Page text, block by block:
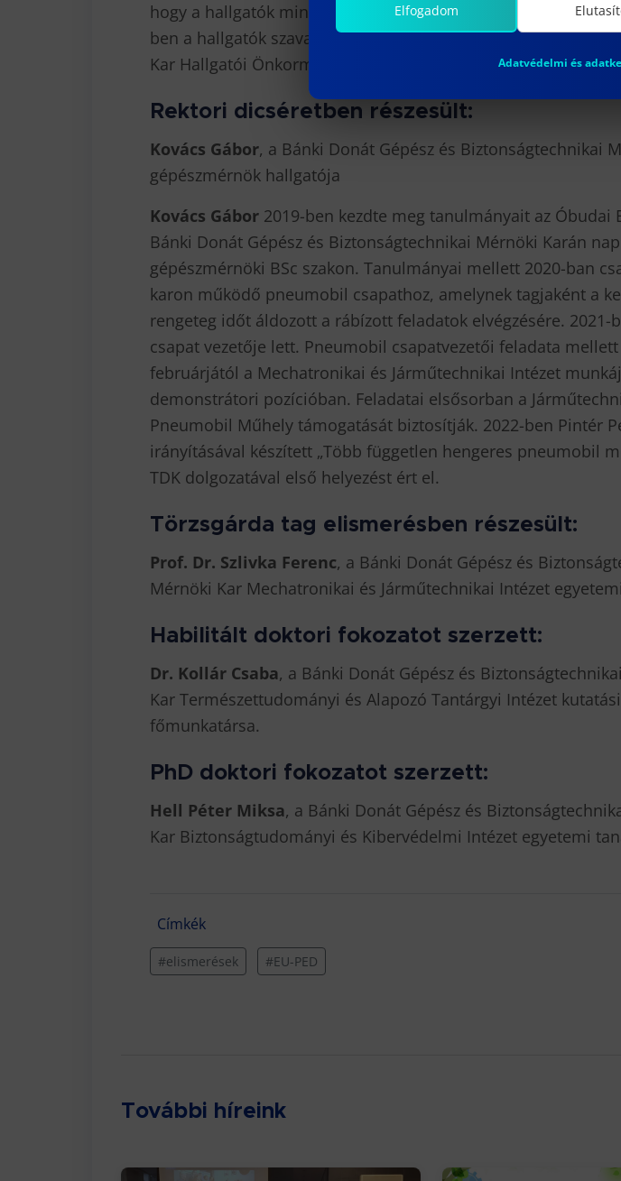
hogy a hallgatók minél könnyebben tudják elsajátítani a
ben a hallgatók szavazatai alapján az Év oktatójának
Kar Hallgatói Önkormányzata.
Rektori dicséretben részesült:
Kovács Gábor, a Bánki Donát Gépész és Biztonságtechnikai
gépészmérnök hallgatója
Kovács Gábor 2019-ben kezdte meg tanulmányait az Óbudai
Bánki Donát Gépész és Biztonságtechnikai Mérnöki Karán
gépészmérnöki BSc szakon. Tanulmányai mellett 2020-ban
karon működő pneumobil csapathoz, amelynek tagjaként a
rengeteg időt áldozott a rábízott feladatok elvégzésére. 2021-
csapat vezetője lett. Pneumobil csapatvezetői feladata mellett
februárjától a Mechatronikai és Járműtechnikai Intézet
demonstrátori pozícióban. Feladatai elsősorban a
Pneumobil Műhely támogatását biztosítják. 2022-ben Pintér
irányításával készített „Több független hengeres pneumobil
TDK dolgozatával első helyezést ért el.
Törzsgárda tag elismerésben részesült:
Prof. Dr. Szlivka Ferenc, a Bánki Donát Gépész és
Mérnöki Kar Mechatronikai és Járműtechnikai Intézet
Habilitált doktori fokozatot szerzett:
Dr. Kollár Csaba, a Bánki Donát Gépész és
Kar Természettudományi és Alapozó Tantárgyi Intézet kutatási
főmunkatársa.
PhD doktori fokozatot szerzett:
Hell Péter Miksa, a Bánki Donát Gépész és
Kar Biztonságtudományi és Kibervédelmi Intézet egyetemi
Címkék
#elismerések #EU-PED
További híreink
Elfogadom
Adatvédelmi és